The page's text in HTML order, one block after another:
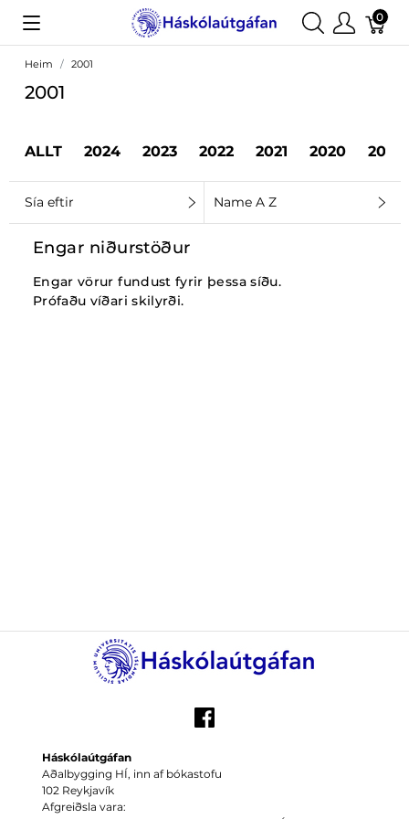
0
Heim 2001
2001
ALLT 2024 2023 2022 2021 2020 2019
Sía eftir Name A Z
Engar niðurstöður
Engar vörur fundust fyrir þessa síðu.
Prófaðu víðari skilyrði.
Háskólaútgáfan
Aðalbygging HÍ, inn af bókastofu
102 Reykjavík
Afgreiðsla vara: